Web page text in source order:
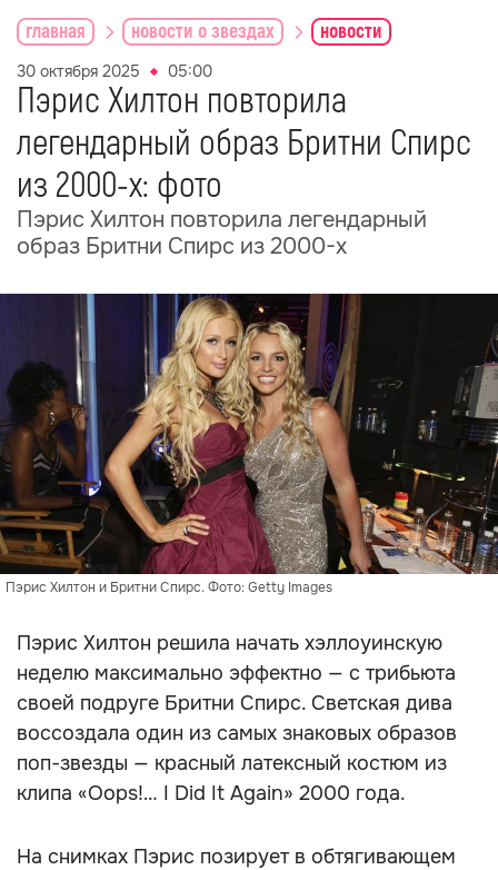
главная новости о звездах новости
30 октября 2025 05:00
Пэрис Хилтон повторила
легендарный образ Бритни Спирс
из 2000-х: фото
Пэрис Хилтон повторила легендарный
образ Бритни Спирс из 2000-х
Пэрис Хилтон и Бритни Спирс. Фото: Getty Images
Пэрис Хилтон решила начать хэллоуинскую
неделю максимально эффектно — с трибьюта
своей подруге Бритни Спирс. Светская дива
воссоздала один из самых знаковых образов
поп-звезды — красный латексный костюм из
клипа «Oops!… I Did It Again» 2000 года.
На снимках Пэрис позирует в обтягивающем